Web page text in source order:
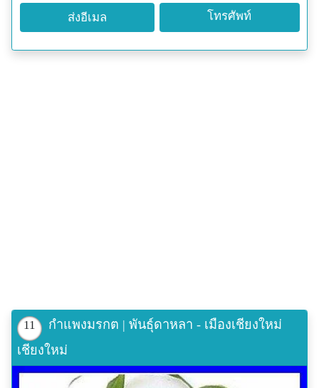
ส่งอีเมล โทรศัพท์
11
กำแพงมรกต | พันธุ์ดาหลา - เมืองเชียงใหม่
เชียงใหม่